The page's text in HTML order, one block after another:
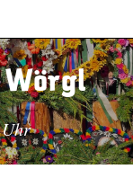
Wörgl